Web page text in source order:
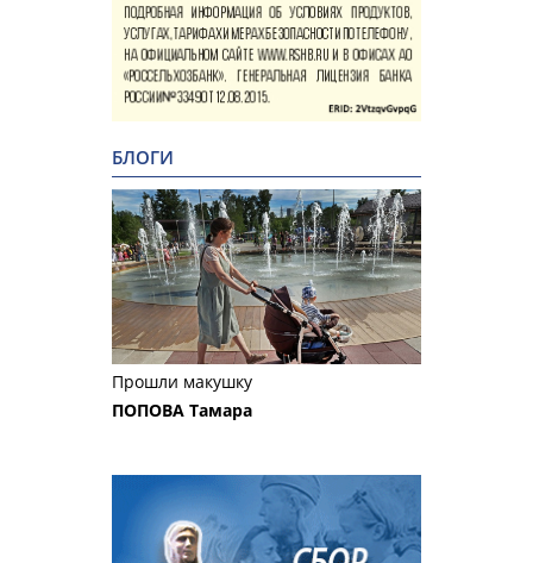
БЛОГИ
Прошли макушку
ПОПОВА Тамара